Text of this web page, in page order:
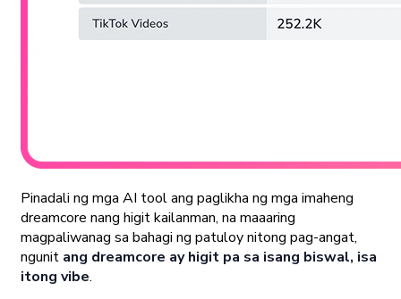
Pinadali ng mga AI tool ang paglikha ng mga imaheng
dreamcore nang higit kailanman, na maaaring
magpaliwanag sa bahagi ng patuloy nitong pag-angat,
ngunit ang dreamcore ay higit pa sa isang biswal, isa
itong vibe.